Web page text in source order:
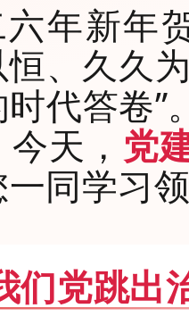
年新年
、久久
代答卷
天， 党
同学习
们党跳出